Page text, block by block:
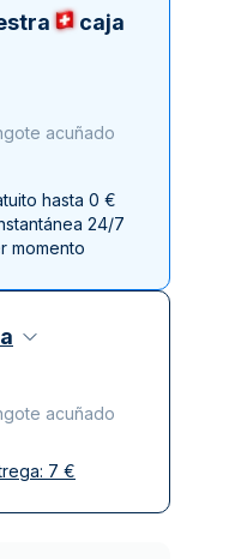
caja
acuñado
hasta 0 €
24/7
momento
acuñado
7 €